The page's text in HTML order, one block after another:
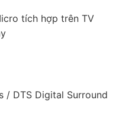
Pro. Công nghệ
Digital Amplifier cho âm
tivi bằng giọng nói có
TV với kho ứng
tích hợp trên TV
/ DTS Digital Surround